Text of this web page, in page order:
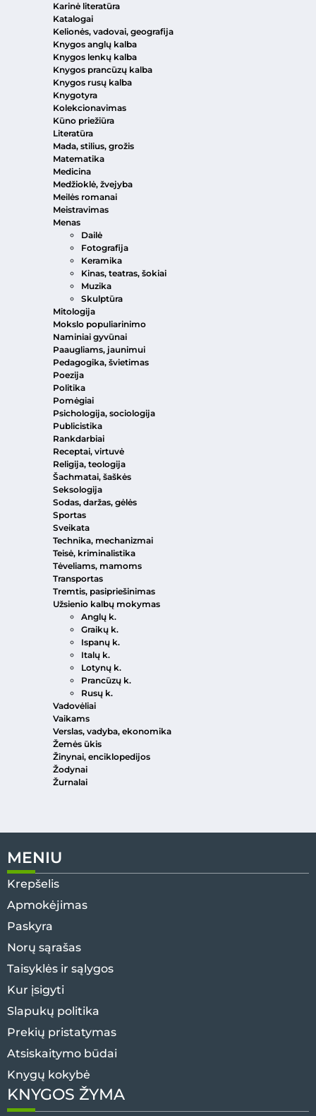
Karinė literatūra
Katalogai
Kelionės, vadovai, geografija
Knygos anglų kalba
Knygos lenkų kalba
Knygos prancūzų kalba
Knygos rusų kalba
Knygotyra
Kolekcionavimas
Kūno priežiūra
Literatūra
Mada, stilius, grožis
Matematika
Medicina
Medžioklė, žvejyba
Meilės romanai
Meistravimas
Menas
Dailė
Fotografija
Keramika
Kinas, teatras, šokiai
Muzika
Skulptūra
Mitologija
Mokslo populiarinimo
Naminiai gyvūnai
Paaugliams, jaunimui
Pedagogika, švietimas
Poezija
Politika
Pomėgiai
Psichologija, sociologija
Publicistika
Rankdarbiai
Receptai, virtuvė
Religija, teologija
Šachmatai, šaškės
Seksologija
Sodas, daržas, gėlės
Sportas
Sveikata
Technika, mechanizmai
Teisė, kriminalistika
Tėveliams, mamoms
Transportas
Tremtis, pasipriešinimas
Užsienio kalbų mokymas
Anglų k.
Graikų k.
Ispanų k.
Italų k.
Lotynų k.
Prancūzų k.
Rusų k.
Vadovėliai
Vaikams
Verslas, vadyba, ekonomika
Žemės ūkis
Žinynai, enciklopedijos
Žodynai
Žurnalai
MENIU
Krepšelis
Apmokėjimas
Paskyra
Norų sąrašas
Taisyklės ir sąlygos
Kur įsigyti
Slapukų politika
Prekių pristatymas
Atsiskaitymo būdai
Knygų kokybė
KNYGOS ŽYMA